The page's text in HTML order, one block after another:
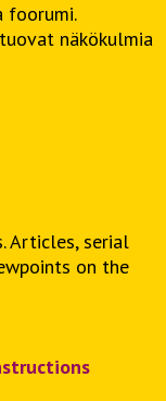
foorumi.
näkökulmia
Articles, serial
on the